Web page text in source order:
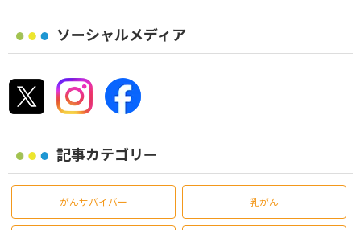
ソーシャルメディア
記事カテゴリー
がんサバイバー 乳がん